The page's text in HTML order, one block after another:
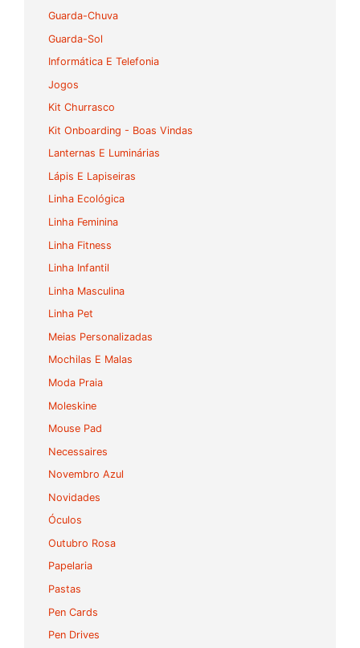
Guarda-Chuva
Guarda-Sol
Informática E Telefonia
Jogos
Kit Churrasco
Kit Onboarding - Boas Vindas
Lanternas E Luminárias
Lápis E Lapiseiras
Linha Ecológica
Linha Feminina
Linha Fitness
Linha Infantil
Linha Masculina
Linha Pet
Meias Personalizadas
Mochilas E Malas
Moda Praia
Moleskine
Mouse Pad
Necessaires
Novembro Azul
Novidades
Óculos
Outubro Rosa
Papelaria
Pastas
Pen Cards
Pen Drives